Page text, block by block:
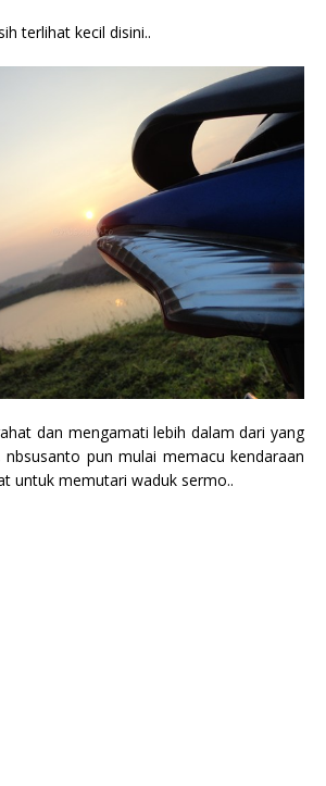
terlihat kecil disini..
dan mengamati lebih dalam dari yang
pun mulai memacu kendaraan
untuk memutari waduk sermo..